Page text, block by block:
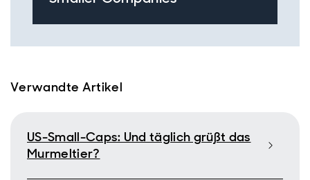
Verwandte Artikel
US-Small-Caps: Und täglich grüßt das
Murmeltier?